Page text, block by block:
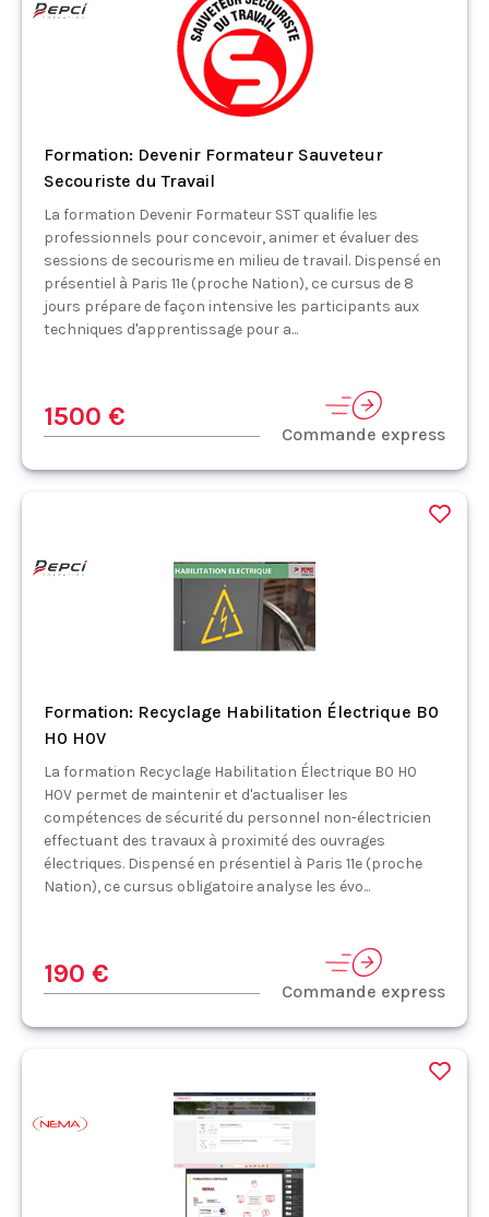
Formation: Devenir Formateur Sauveteur
Secouriste du Travail
La formation Devenir Formateur SST qualifie les
professionnels pour concevoir, animer et évaluer des
sessions de secourisme en milieu de travail. Dispensé en
présentiel à Paris 11e (proche Nation), ce cursus de 8
jours prépare de façon intensive les participants aux
techniques d'apprentissage pour a...
1500 €
Commande express
Formation: Recyclage Habilitation Électrique B0
H0 H0V
La formation Recyclage Habilitation Électrique B0 H0
H0V permet de maintenir et d'actualiser les
compétences de sécurité du personnel non-électricien
effectuant des travaux à proximité des ouvrages
électriques. Dispensé en présentiel à Paris 11e (proche
Nation), ce cursus obligatoire analyse les évo...
190 €
Commande express